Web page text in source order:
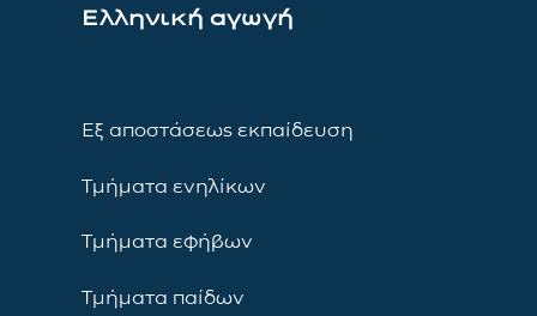
Ελληνική αγωγή
Εξ αποστάσεως εκπαίδευση
Τμήματα ενηλίκων
Τμήματα εφήβων
Τμήματα παίδων